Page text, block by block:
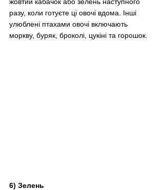
жовтий кабачок або зелень наступного
разу, коли готуєте ці овочі вдома. Інші
улюблені птахами овочі включають
моркву, буряк, броколі, цукіні та горошок.​
6) Зелень